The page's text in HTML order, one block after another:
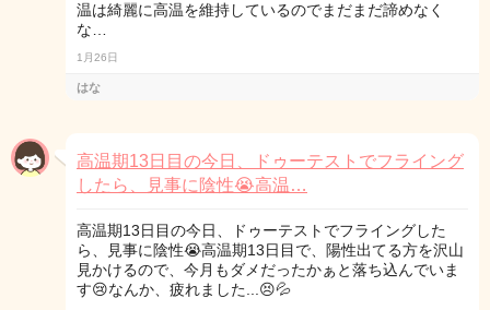
温は綺麗に高温を維持しているのでまだまだ諦めなく
な…
1月26日
はな
高温期13日目の今日、ドゥーテストでフライング
したら、見事に陰性😭高温…
高温期13日目の今日、ドゥーテストでフライングした
ら、見事に陰性😭高温期13日目で、陽性出てる方を沢山
見かけるので、今月もダメだったかぁと落ち込んでいま
す😢なんか、疲れました...😣💦